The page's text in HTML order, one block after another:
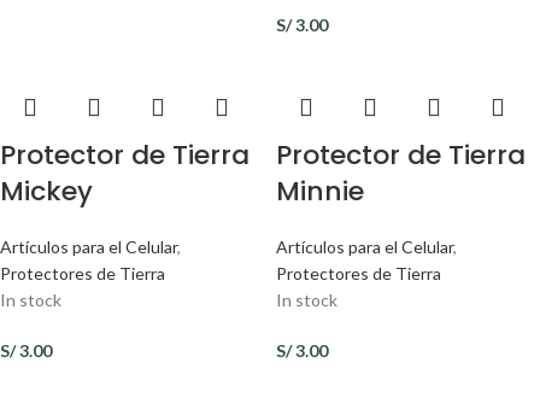
S/3.00
Protector de Tierra
Mickey
Artículos para el Celular,
Protectores de Tierra
In stock
S/3.00
Protector de Tierra
Minnie
Artículos para el Celular,
Protectores de Tierra
In stock
S/3.00